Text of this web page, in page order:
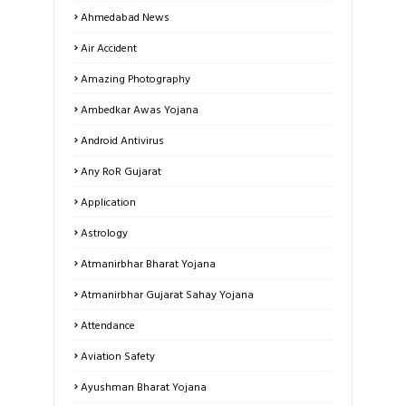
Ahmedabad News
Air Accident
Amazing Photography
Ambedkar Awas Yojana
Android Antivirus
Any RoR Gujarat
Application
Astrology
Atmanirbhar Bharat Yojana
Atmanirbhar Gujarat Sahay Yojana
Attendance
Aviation Safety
Ayushman Bharat Yojana